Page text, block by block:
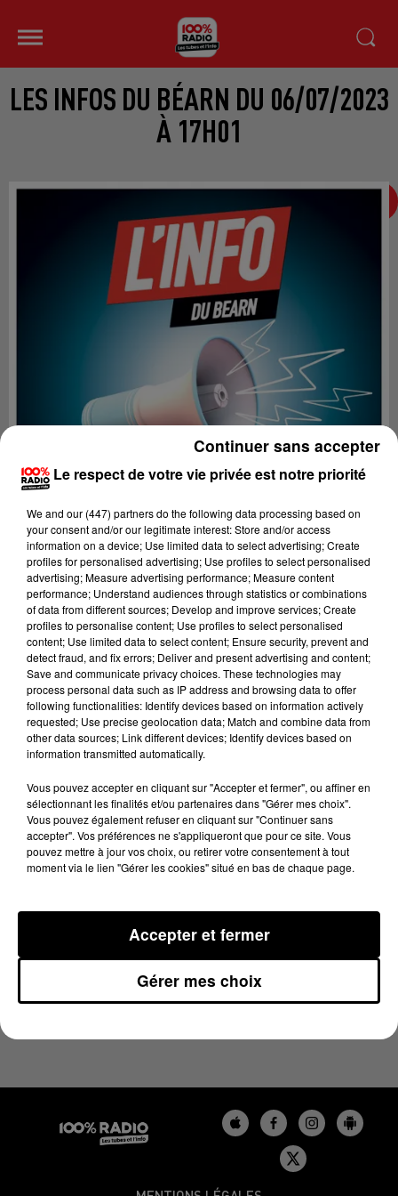
LES INFOS DU BÉARN DU 06/07/2023
À 17H01
Lecture (3 min 59 sec)
100%
6 juillet 2023 - 3 min 59 sec
LES INFOS DU BÉARN DU 06/07/2023 À 17H01
Le respect de votre vie privée est notre priorité
We and our (447) partnersdo the following data processing based on
your consent and/or our legitimate interest: Store and/or access
information on a device; Use limited data to select advertising; Create
profiles for personalised advertising; Use profiles to select personalised
advertising; Measure advertising performance; Measure content
performance; Understand audiences through statistics or combinations
of data from different sources; Develop and improve services; Create
profiles to personalise content; Use profiles to select personalised
content; Use limited data to select content; Ensure security, prevent and
detect fraud, and fix errors; Deliver and present advertising and content;
Save and communicate privacy choices. These technologies may
process personal data such as IP address and browsing data to offer
following functionalities: Identify devices based on information actively
requested; Use precise geolocation data; Match and combine data from
other data sources; Link different devices; Identify devices based on
information transmitted automatically.
Vous pouvez accepter en cliquant sur "Accepter et fermer", ou affiner en
sélectionnant les finalités et/ou partenaires dans "Gérer mes choix".
Vous pouvez également refuser en cliquant sur "Continuer sans
accepter". Vos préférences ne s'appliqueront que pour ce site. Vous
pouvez mettre à jour vos choix, ou retirer votre consentement à tout
moment via le lien "Gérer les cookies" situé en bas de chaque page.
Gérer mes choix
Accepter et fermer
Continuer sans accepter